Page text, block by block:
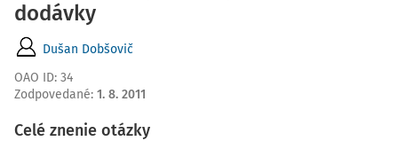
dodávky
Dušan Dobšovič
OAO ID: 34
Zodpovedané: 1. 8. 2011
Celé znenie otázky